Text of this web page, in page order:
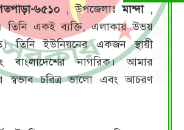
৬৫১০ , উপজেলাঃমান্দা ,
তিনি একই ব্যক্তি, এলাকায় উভয়
তিনি ইউনিয়নের একজন স্থায়ী
বাংলাদেশের নাগরিক। আমার
স্বভাব চরিত্র ভালো এবং আচরণ